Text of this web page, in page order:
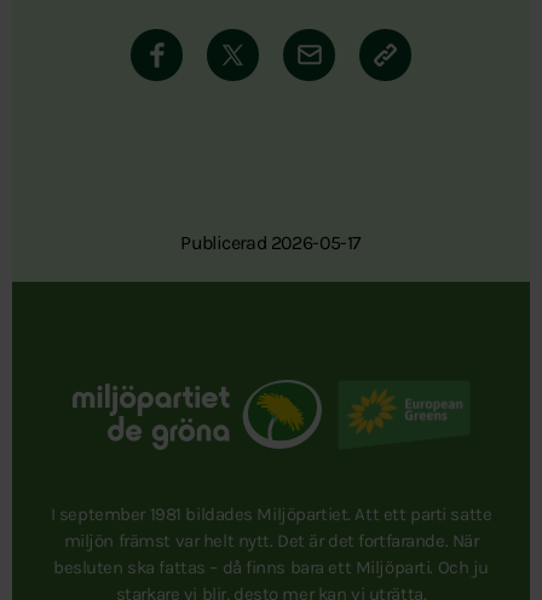
Publicerad 2026-05-17
I september 1981 bildades Miljöpartiet. Att ett parti satte
miljön främst var helt nytt. Det är det fortfarande. När
besluten ska fattas – då finns bara ett Miljöparti. Och ju
starkare vi blir, desto mer kan vi uträtta.